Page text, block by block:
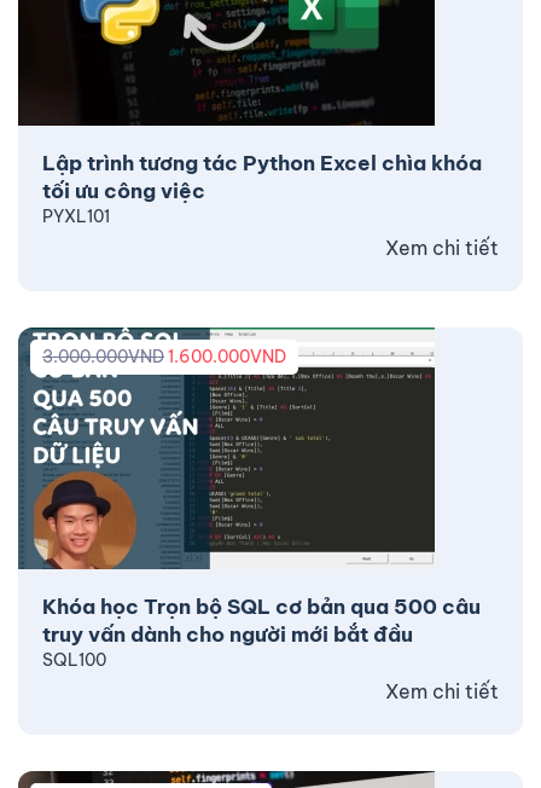
Lập trình tương tác Python Excel chìa khóa
tối ưu công việc
PYXL101
Xem chi tiết
Khóa học Trọn bộ SQL cơ bản qua 500 câu
truy vấn dành cho người mới bắt đầu
3.000.000VND1.600.000VND
SQL100
Xem chi tiết